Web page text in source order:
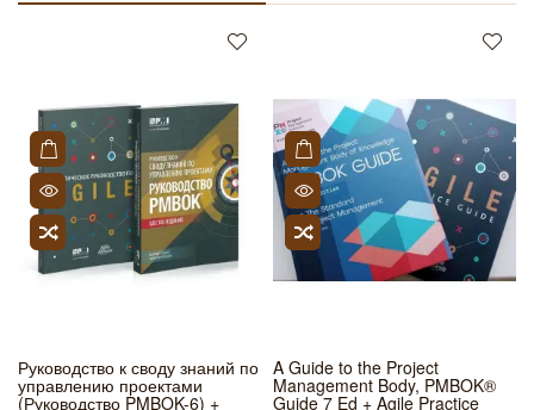
Руководство к своду знаний по
управлению проектами
(Руководство PMBOK-6) +
A Guide to the Project
Management Body, PMBOK®
Guide 7 Ed + Agile Practice